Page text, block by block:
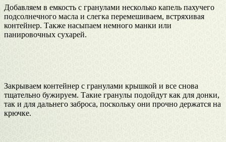
Добавляем в емкость с гранулами несколько капель пахучего
подсолнечного масла и слегка перемешиваем, встряхивая
контейнер. Также насыпаем немного манки или
панировочных сухарей.
Закрываем контейнер с гранулами крышкой и все снова
тщательно бужируем. Такие гранулы подойдут как для донки,
так и для дальнего заброса, поскольку они прочно держатся на
крючке.